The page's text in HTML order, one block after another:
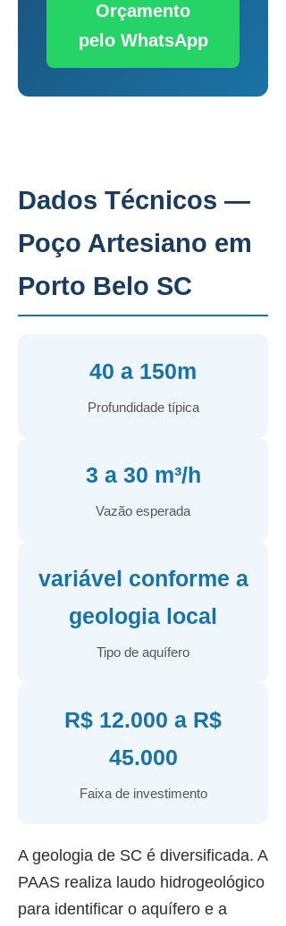
Orçamento
pelo WhatsApp
Dados Técnicos —
Poço Artesiano em
Porto Belo SC
40 a 150m
Profundidade típica
3 a 30 m³/h
Vazão esperada
variável conforme a
geologia local
Tipo de aquífero
R$ 12.000 a R$
45.000
Faixa de investimento
A geologia de SC é diversificada. A
PAAS realiza laudo hidrogeológico
para identificar o aquífero e a